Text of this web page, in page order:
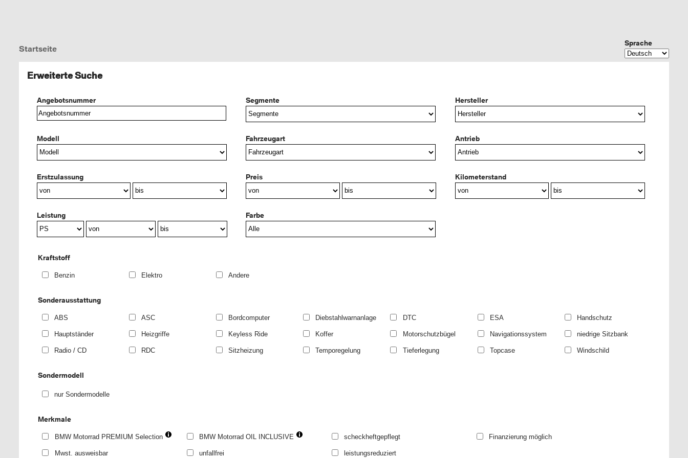
Startseite
Sprache
Erweiterte Suche
Angebotsnummer Segmente Hersteller
Modell Fahrzeugart Antrieb
Erstzulassung Preis Kilometerstand
Leistung Farbe
Kraftstoff
Benzin Elektro Andere
Sonderausstattung
ABS ASC Bordcomputer Diebstahlwarnanlage DTC ESA Handschutz
Hauptständer Heizgriffe Keyless Ride Koffer Motorschutzbügel Navigationssystem niedrige Sitzbank
Radio / CD RDC Sitzheizung Temporegelung Tieferlegung Topcase Windschild
Sondermodell
nur Sondermodelle
Merkmale
BMW Motorrad PREMIUM Selection BMW Motorrad OIL INCLUSIVE scheckheftgepflegt Finanzierung möglich
Mwst. ausweisbar unfallfrei leistungsreduziert